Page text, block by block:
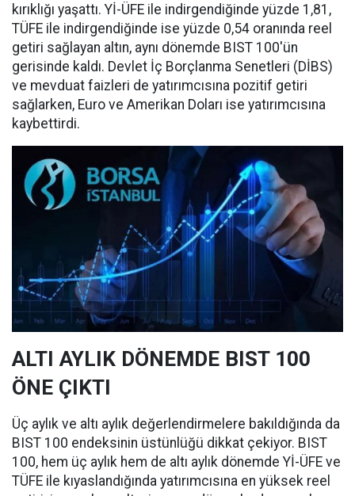
kırıklığı yaşattı. Yİ-ÜFE ile indirgendiğinde yüzde 1,81,
TÜFE ile indirgendiğinde ise yüzde 0,54 oranında reel
getiri sağlayan altın, aynı dönemde BIST 100'ün
gerisinde kaldı. Devlet İç Borçlanma Senetleri (DİBS)
ve mevduat faizleri de yatırımcısına pozitif getiri
sağlarken, Euro ve Amerikan Doları ise yatırımcısına
kaybettirdi.
ALTI AYLIK DÖNEMDE BIST 100
ÖNE ÇIKTI
Üç aylık ve altı aylık değerlendirmelere bakıldığında da
BIST 100 endeksinin üstünlüğü dikkat çekiyor. BIST
100, hem üç aylık hem de altı aylık dönemde Yİ-ÜFE ve
TÜFE ile kıyaslandığında yatırımcısına en yüksek reel